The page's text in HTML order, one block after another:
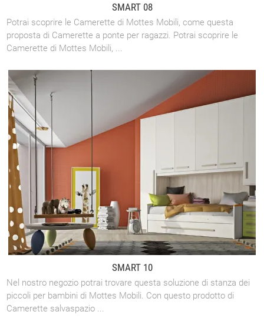
SMART 08
Potrai scoprire le Camerette di Mottes Mobili, come questa
proposta di Camerette a ponte per ragazzi. Potrai scoprire le
Camerette di Mottes Mobili, ...
SMART 10
Nel nostro negozio potrai trovare questa soluzione di stanza dei
piccoli per bambini di Mottes Mobili. Con questo prodotto di
Camerette salvaspazio ...